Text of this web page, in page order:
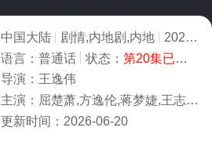
中国大陆 剧情,内地剧,内地 2026
语言： 普通话 状态： 第20集已完结
导演： 王逸伟
主演： 屈楚萧,方逸伦,蒋梦婕,王志飞,许亚军,凌美仕
更新时间： 2026-06-20